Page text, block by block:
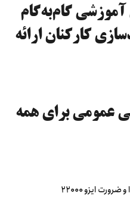
آموزشی گام‌به‌گام
کارکنان ارائه
عمومی برای همه
ایزو ۲۲۰۰۰